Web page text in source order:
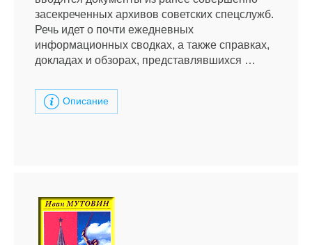
засекреченных архивов советских спецслужб.
Речь идет о почти ежедневных
информационных сводках, а также справках,
докладах и обзорах, представлявшихся …
Описание